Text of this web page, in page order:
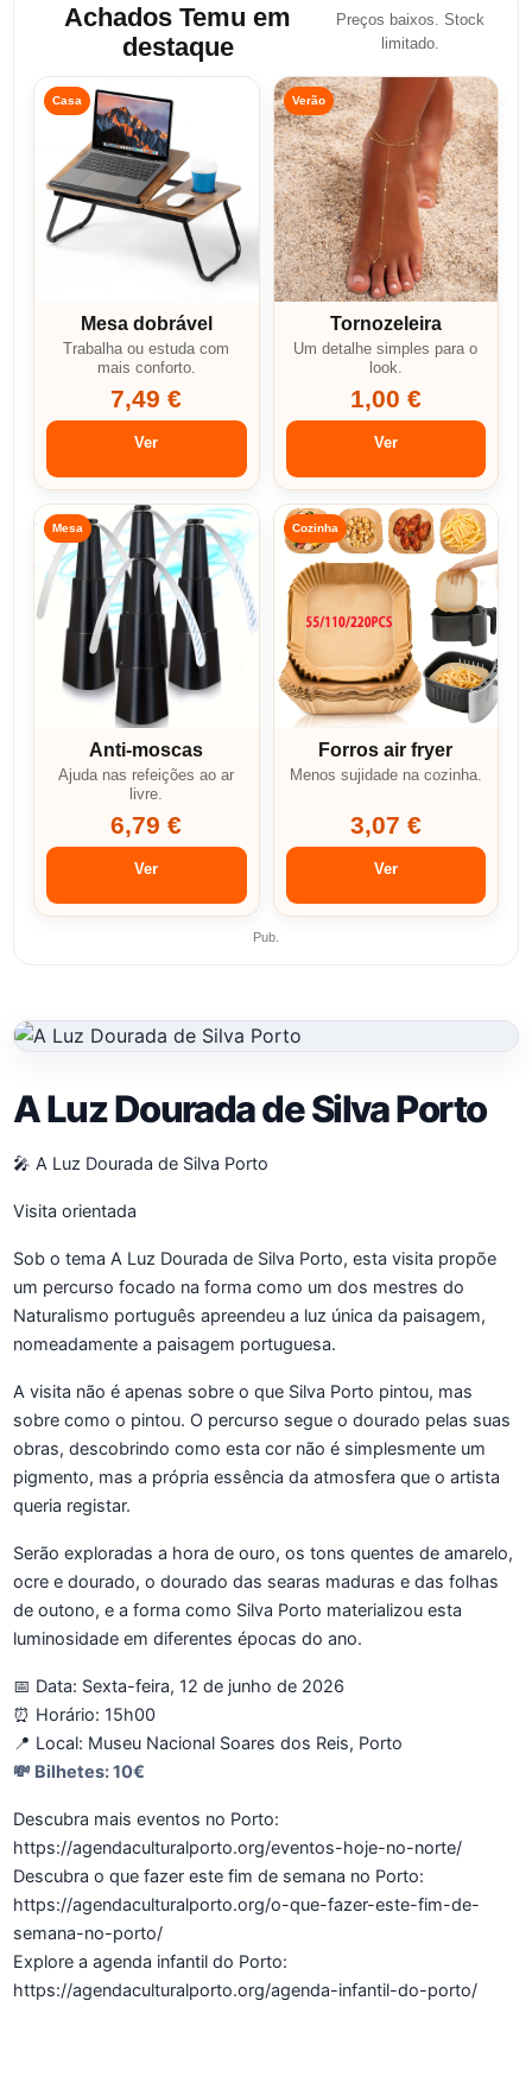
Achados Temu em
destaque
Preços baixos. Stock
limitado.
Casa
Mesa dobrável
Trabalha ou estuda com
mais conforto.
7,49 €
Ver
Verão
Tornozeleira
Um detalhe simples para o
look.
1,00 €
Ver
Mesa
Anti-moscas
Ajuda nas refeições ao ar
livre.
6,79 €
Ver
Cozinha
Forros air fryer
Menos sujidade na cozinha.
3,07 €
Ver
Pub.
A Luz Dourada de Silva Porto
🎤 A Luz Dourada de Silva Porto
Visita orientada
Sob o tema A Luz Dourada de Silva Porto, esta visita propõe
um percurso focado na forma como um dos mestres do
Naturalismo português apreendeu a luz única da paisagem,
nomeadamente a paisagem portuguesa.
A visita não é apenas sobre o que Silva Porto pintou, mas
sobre como o pintou. O percurso segue o dourado pelas suas
obras, descobrindo como esta cor não é simplesmente um
pigmento, mas a própria essência da atmosfera que o artista
queria registar.
Serão exploradas a hora de ouro, os tons quentes de amarelo,
ocre e dourado, o dourado das searas maduras e das folhas
de outono, e a forma como Silva Porto materializou esta
luminosidade em diferentes épocas do ano.
📅 Data: Sexta-feira, 12 de junho de 2026
⏰ Horário: 15h00
📍 Local: Museu Nacional Soares dos Reis, Porto
💸 Bilhetes: 10€
Descubra mais eventos no Porto:
https://agendaculturalporto.org/eventos-hoje-no-norte/
Descubra o que fazer este fim de semana no Porto:
https://agendaculturalporto.org/o-que-fazer-este-fim-de-
semana-no-porto/
Explore a agenda infantil do Porto:
https://agendaculturalporto.org/agenda-infantil-do-porto/